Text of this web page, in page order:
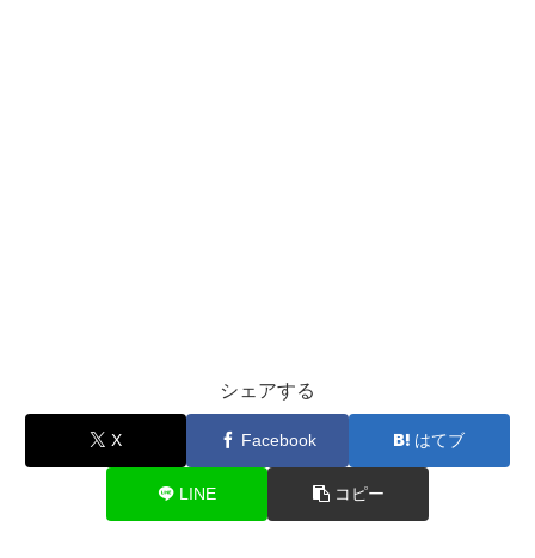
シェアする
X Facebook はてブ
LINE コピー